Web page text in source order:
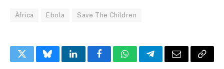
Àfrica Ebola Save The Children
TwitterBlueskyLinkedInFacebookWhatsAppTelegramEmail Copy